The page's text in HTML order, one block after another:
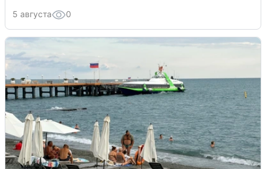
5 августа 0